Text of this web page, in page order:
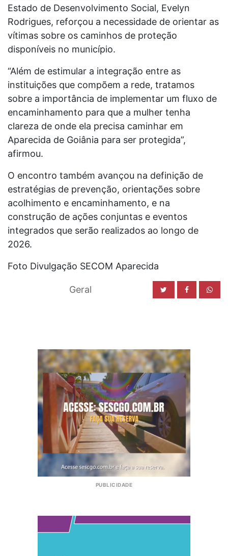
Estado de Desenvolvimento Social, Evelyn
Rodrigues, reforçou a necessidade de orientar as
vítimas sobre os caminhos de proteção
disponíveis no município.
“Além de estimular a integração entre as
instituições que compõem a rede, tratamos
sobre a importância de implementar um fluxo de
encaminhamento para que a mulher tenha
clareza de onde ela precisa caminhar em
Aparecida de Goiânia para ser protegida”,
afirmou.
O encontro também avançou na definição de
estratégias de prevenção, orientações sobre
acolhimento e encaminhamento, e na
construção de ações conjuntas e eventos
integrados que serão realizados ao longo de
2026.
Foto Divulgação SECOM Aparecida
Geral